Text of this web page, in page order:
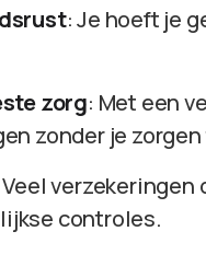
: Je hoeft je
zorg: Met een
zonder je
Veel
controles.